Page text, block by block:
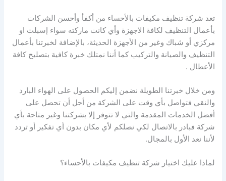
تعد شركة تنظيف مكيفات بالأحساء من أكفأ وأحسن الشركات
بأعمال التنظيف لكافة الاجهزة وأي كانت ماركته سواء إسبلت او
مركزي أو شباك وغير من الأجهزة الحديثة، بالإضافة لخبرتنا بأعمال
التنظيف والصيانة والتركيب كما أننا نمتلك خبرة كافية بتصليح كافة
الأعطال .
ومن خلال خبرتنا الطويلة نضمن إليكم الحصول على الهواء البارد
والنقي فتواصل بأي وقت على الشركة من أجل أن تحصل على
أفضل الخدمات المقدمة والتي لا تتوفر إلا بشركتنا وغير متاحة بأي
شركة فبادر بالاتصال لكي نصلكم لأي مكان بدون أي تفكير أو تردد
لأننا نعد الأول بالمجال.
لماذا عليك اختيار شركة تنظيف مكيفات بالأحساء؟